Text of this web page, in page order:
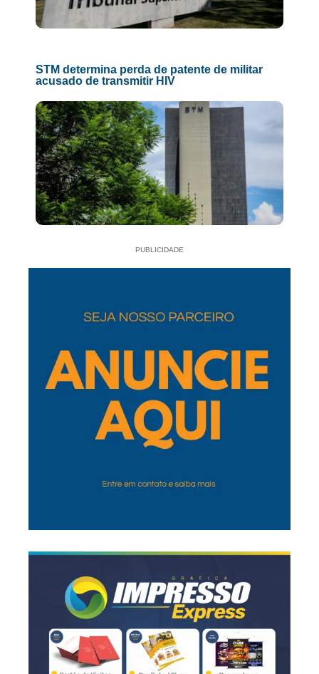
STM determina perda de patente de militar
acusado de transmitir HIV
PUBLICIDADE